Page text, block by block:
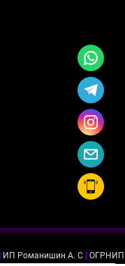
ИП Романишин А. С
ОГРНИП